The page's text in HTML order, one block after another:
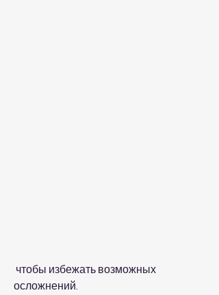
осложнений.